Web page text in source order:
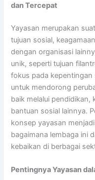
dan Tercepat
Yayasan merupakan
tujuan sosial,
dengan organisasi
unik, seperti tujuan
fokus pada kepentingan
untuk mendorong
baik melalui pendidikan,
bantuan sosial lainnya.
konsep yayasan
bagaimana lembaga ini
kebaikan di berbagai
Pentingnya Yayasan